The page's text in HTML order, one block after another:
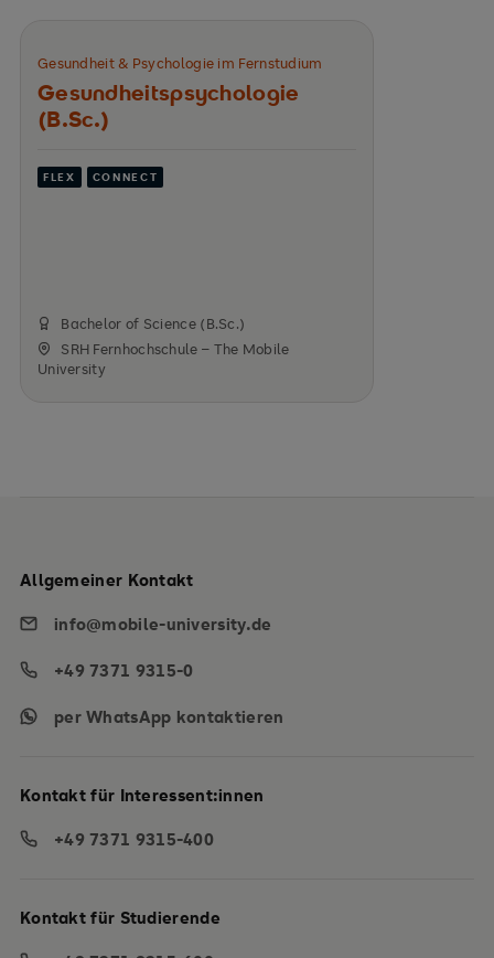
Gesundheit & Psychologie im Fernstudium
Gesundheitspsychologie
(B.Sc.)
FLEX CONNECT
Bachelor of Science (B.Sc.)
SRH Fernhochschule – The Mobile
University
Allgemeiner Kontakt
info@mobile-university.de
+49 7371 9315-0
per WhatsApp kontaktieren
Kontakt für Interessent:innen
+49 7371 9315-400
Kontakt für Studierende